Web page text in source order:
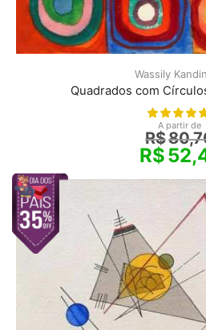
Wassily
Quadrados com
A partir de
R$
R$